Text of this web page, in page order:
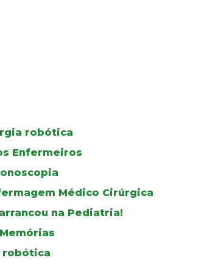
robótica
Enfermeiros
Médico Cirúrgica
na Pediatria!
robótica